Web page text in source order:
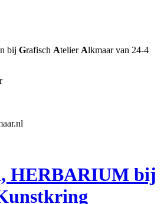
bij Grafisch Atelier Alkmaar van 24-4
HERBARIUM bij